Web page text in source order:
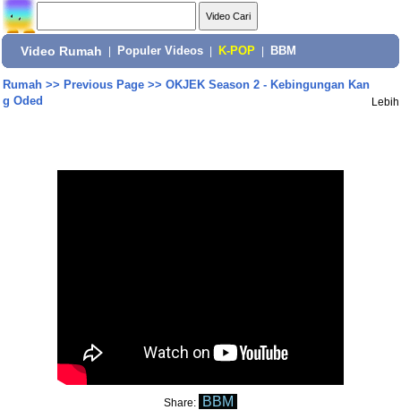
Video Rumah Populer Videos K-POP BBM
Rumah>> Previous Page>> OKJEK Season 2 - Kebingungan Kan
g Oded
Lebih
Share: BBM